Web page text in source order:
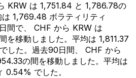
KRW は 1,751.84 と 1,786.78の
1,769.48 ボラティリティ
間で、 CHF から KRW は
を移動しました。平均は 1,811.37
した。過去90日間、 CHF から
の間を移動しました。平均は
0.54% でした。